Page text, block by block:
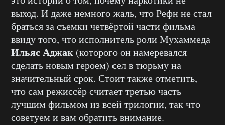
выход. И даже немного жаль, что Рефн не стал
браться за съемки четвёртой части фильма
ввиду того, что исполнитель роли Мухаммеда
Ильяс Аджак (которого он намеревался
сделать новым героем) сел в тюрьму на
значительный срок. Стоит также отметить,
что сам режиссёр считает третью часть
лучшим фильмом из всей трилогии, так что
советуем и вам обратить внимание.